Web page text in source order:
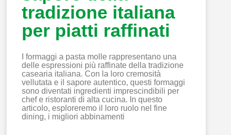
tradizione italiana
per piatti raffinati
I formaggi a pasta molle rappresentano una
delle espressioni più raffinate della tradizione
casearia italiana. Con la loro cremosità
vellutata e il sapore autentico, questi formaggi
sono diventati ingredienti imprescindibili per
chef e ristoranti di alta cucina. In questo
articolo, esploreremo il loro ruolo nel fine
dining, i migliori abbinamenti